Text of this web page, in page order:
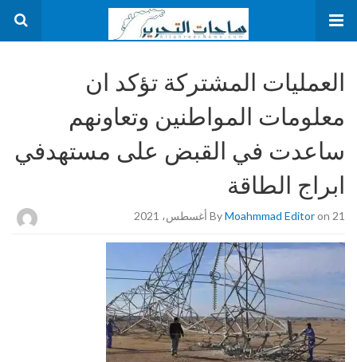
العمليات المشتركة تؤكد ان
معلومات المواطنين وتعاونهم
ساعدت في القبض على مستهدفي
ابراج الطاقة
ByMoahmmad Editoron 21 أغسطس، 2021